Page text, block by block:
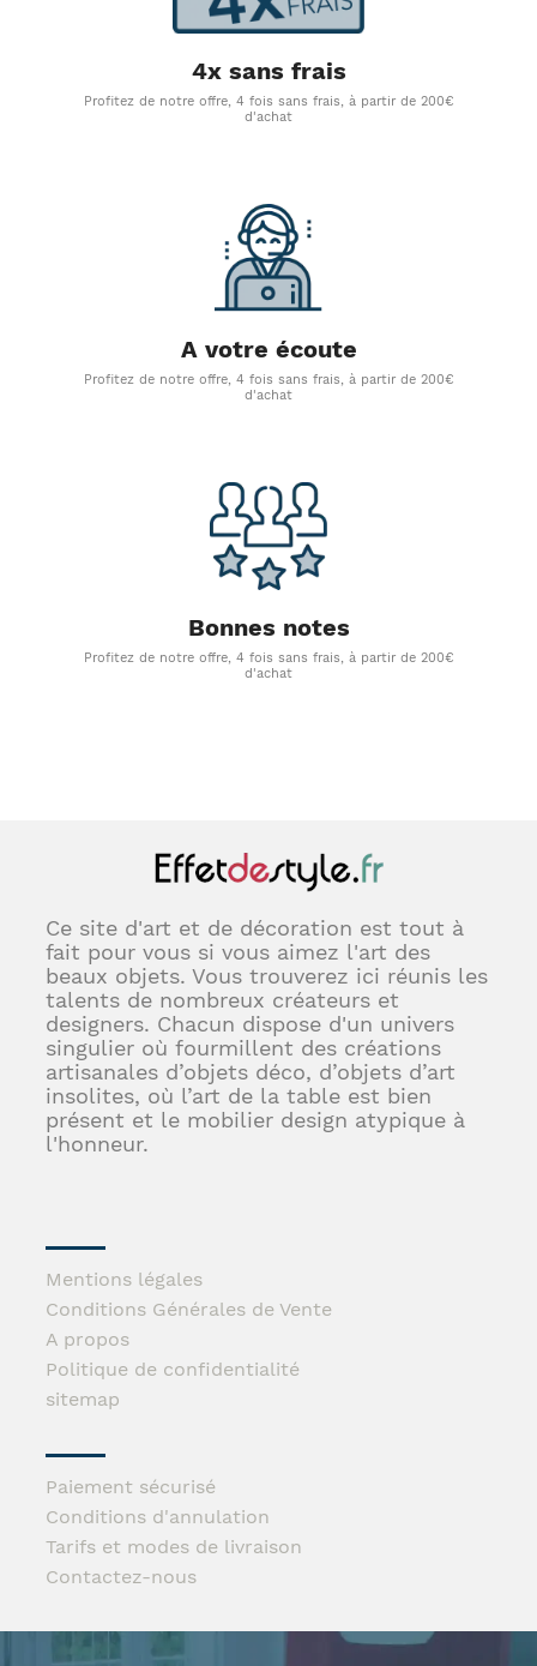
4x sans frais
Profitez de notre offre, 4 fois sans frais, à partir de 200€
d'achat
A votre écoute
Profitez de notre offre, 4 fois sans frais, à partir de 200€
d'achat
Bonnes notes
Profitez de notre offre, 4 fois sans frais, à partir de 200€
d'achat
Ce site d'art et de décoration est tout à
fait pour vous si vous aimez l'art des
beaux objets. Vous trouverez ici réunis les
talents de nombreux créateurs et
designers. Chacun dispose d'un univers
singulier où fourmillent des créations
artisanales d’objets déco, d’objets d’art
insolites, où l’art de la table est bien
présent et le mobilier design atypique à
l'honneur.
Mentions légales
Conditions Générales de Vente
A propos
Politique de confidentialité
sitemap
Paiement sécurisé
Conditions d'annulation
Tarifs et modes de livraison
Contactez-nous